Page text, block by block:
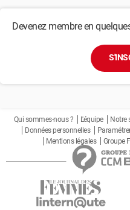
Devenez membre en
Qui sommes-nous ? L'équipe Notre
Données personnelles
Mentions légales
Groupe